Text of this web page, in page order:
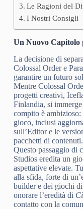
Le Ragioni del
I Nostri Consigli
Un Nuovo Capitolo
La decisione di
Colossal Order e
garantire un futuro
Mentre Colossal
progetti creativi,
Finlandia, si
compito è
gioco, inclusi
sull’Editor e le
pacchetti di contenuti.
Questo passaggio di
Studios eredita un
aspettative elevate.
alla sfida, forte di
builder e dei giochi
onorare l’eredità di
contatto con la